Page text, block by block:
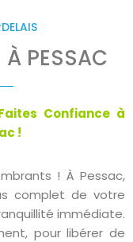
À PESSAC
Confiance à
!
! À Pessac,
complet de votre
immédiate.
pour libérer de